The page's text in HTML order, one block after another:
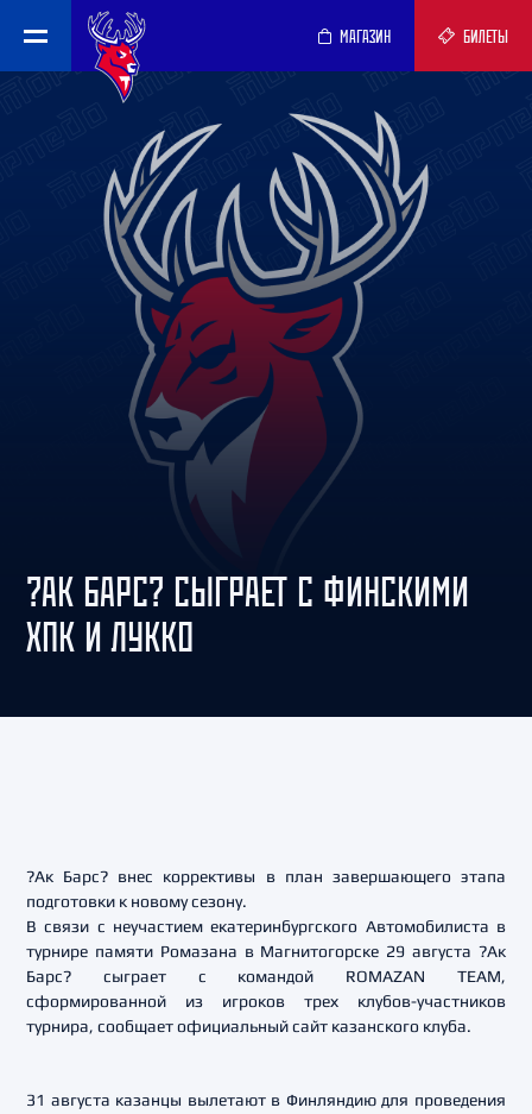
МАГАЗИН БИЛЕТЫ
?АК БАРС? СЫГРАЕТ С ФИНСКИМИ
ХПК И ЛУККО
?Ак Барс? внес коррективы в план завершающего этапа
подготовки к новому сезону.
В связи с неучастием екатеринбургского Автомобилиста в
турнире памяти Ромазана в Магнитогорске 29 августа ?Ак
Барс? сыграет с командой ROMAZAN TEAM,
сформированной из игроков трех клубов-участников
турнира, сообщает официальный сайт казанского клуба.
31 августа казанцы вылетают в Финляндию для проведения